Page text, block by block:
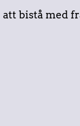
bistå med